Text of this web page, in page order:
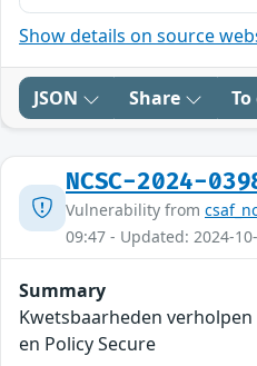
Show details on source
JSON Share
NCSC-2024-
Vulnerability from
09:47 - Updated: 2024-
Summary
Kwetsbaarheden
en Policy Secure